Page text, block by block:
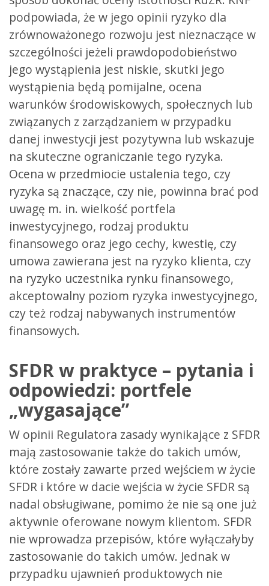
podpowiada, że w jego opinii ryzyko dla
zrównoważonego rozwoju jest nieznaczące w
szczególności jeżeli prawdopodobieństwo
jego wystąpienia jest niskie, skutki jego
wystąpienia będą pomijalne, ocena
warunków środowiskowych, społecznych lub
związanych z zarządzaniem w przypadku
danej inwestycji jest pozytywna lub wskazuje
na skuteczne ograniczanie tego ryzyka.
Ocena w przedmiocie ustalenia tego, czy
ryzyka są znaczące, czy nie, powinna brać pod
uwagę m. in. wielkość portfela
inwestycyjnego, rodzaj produktu
finansowego oraz jego cechy, kwestię, czy
umowa zawierana jest na ryzyko klienta, czy
na ryzyko uczestnika rynku finansowego,
akceptowalny poziom ryzyka inwestycyjnego,
czy też rodzaj nabywanych instrumentów
finansowych.
SFDR w praktyce – pytania i
odpowiedzi: portfele
„wygasające”
W opinii Regulatora zasady wynikające z SFDR
mają zastosowanie także do takich umów,
które zostały zawarte przed wejściem w życie
SFDR i które w dacie wejścia w życie SFDR są
nadal obsługiwane, pomimo że nie są one już
aktywnie oferowane nowym klientom. SFDR
nie wprowadza przepisów, które wyłączałyby
zastosowanie do takich umów. Jednak w
przypadku ujawnień produktowych nie